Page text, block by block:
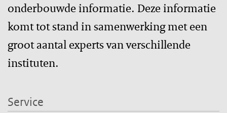
onderbouwde informatie. Deze informatie
komt tot stand in samenwerking met een
groot aantal experts van verschillende
instituten.
Service